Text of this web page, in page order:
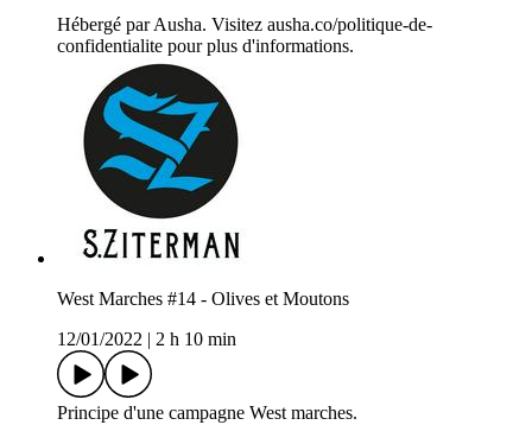
Hébergé par Ausha. Visitez ausha.co/politique-de-
confidentialite pour plus d'informations.
West Marches #14 - Olives et Moutons
12/01/2022
2 h 10 min
Principe d'une campagne West marches.